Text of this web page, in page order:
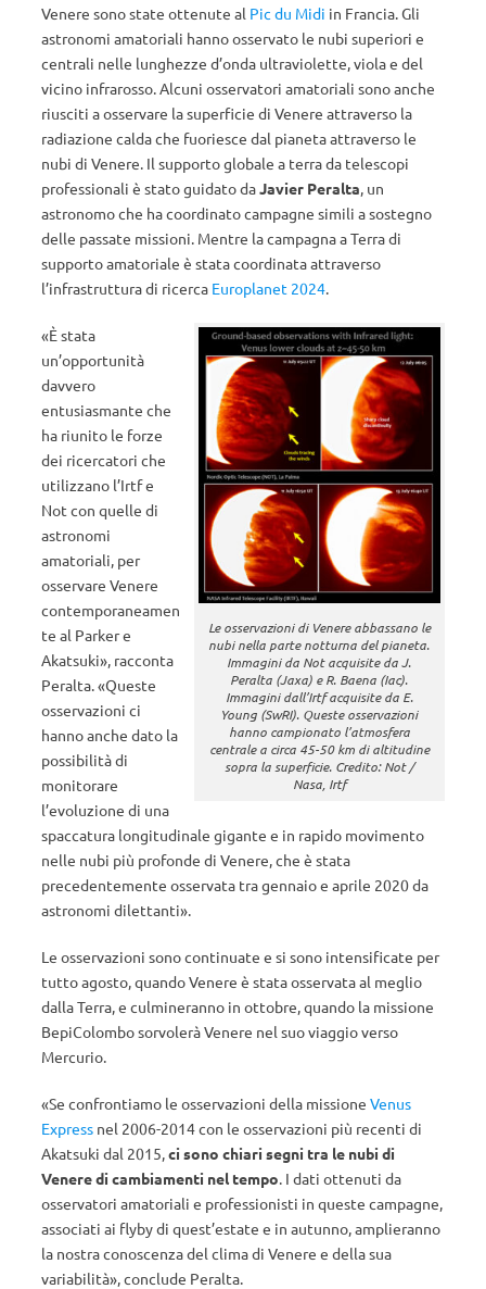
Venere sono state ottenute al Pic du Midi in Francia. Gli
astronomi amatoriali hanno osservato le nubi superiori e
centrali nelle lunghezze d’onda ultraviolette, viola e del
vicino infrarosso. Alcuni osservatori amatoriali sono anche
riusciti a osservare la superficie di Venere attraverso la
radiazione calda che fuoriesce dal pianeta attraverso le
nubi di Venere. Il supporto globale a terra da telescopi
professionali è stato guidato daJavier Peralta, un
astronomo che ha coordinato campagne simili a sostegno
delle passate missioni. Mentre la campagna a Terra di
supporto amatoriale è stata coordinata attraverso
l’infrastruttura di ricerca Europlanet 2024.
Le osservazioni di Venere abbassano le
nubi nella parte notturna del pianeta.
Immagini da Not acquisite da J.
Peralta (Jaxa) e R. Baena (Iac).
Immagini dall’Irtf acquisite da E.
Young (SwRI). Queste osservazioni
hanno campionato l’atmosfera
centrale a circa 45-50 km di altitudine
sopra la superficie. Credito: Not /
Nasa, Irtf
«È stata
un’opportunità
davvero
entusiasmante che
ha riunito le forze
dei ricercatori che
utilizzano l’Irtf e
Not con quelle di
astronomi
amatoriali, per
osservare Venere
contemporaneamen
te al Parker e
Akatsuki», racconta
Peralta. «Queste
osservazioni ci
hanno anche dato la
possibilità di
monitorare
l’evoluzione di una
spaccatura longitudinale gigante e in rapido movimento
nelle nubi più profonde di Venere, che è stata
precedentemente osservata tra gennaio e aprile 2020 da
astronomi dilettanti».
Le osservazioni sono continuate e si sono intensificate per
tutto agosto, quando Venere è stata osservata al meglio
dalla Terra, e culmineranno in ottobre, quando la missione
BepiColombo sorvolerà Venere nel suo viaggio verso
Mercurio.
«Se confrontiamo le osservazioni della missione Venus
Express nel 2006-2014 con le osservazioni più recenti di
Akatsuki dal 2015,ci sono chiari segni tra le nubi di
Venere di cambiamenti nel tempo. I dati ottenuti da
osservatori amatoriali e professionisti in queste campagne,
associati ai flyby di quest’estate e in autunno, amplieranno
la nostra conoscenza del clima di Venere e della sua
variabilità», conclude Peralta.